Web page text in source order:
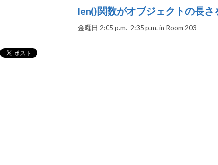
len()関数がオブジェクトの長
金曜日 2:05 p.m.–2:35 p.m. in Room 203